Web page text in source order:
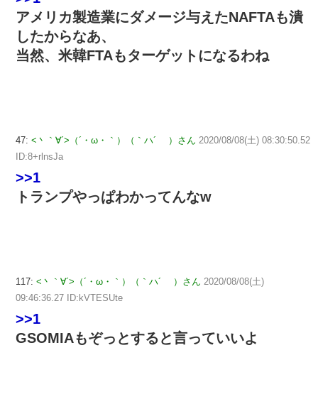
アメリカ製造業にダメージ与えたNAFTAも潰
したからなあ、
当然、米韓FTAもターゲットになるわね
47: <丶｀∀´>（´・ω・｀）（｀ハ´ ）さん 2020/08/08(土) 08:30:50.52
ID:8+rlnsJa
>>1
トランプやっぱわかってんなw
117: <丶｀∀´>（´・ω・｀）（｀ハ´ ）さん 2020/08/08(土)
09:46:36.27 ID:kVTESUte
>>1
GSOMIAもぞっとすると言っていいよ